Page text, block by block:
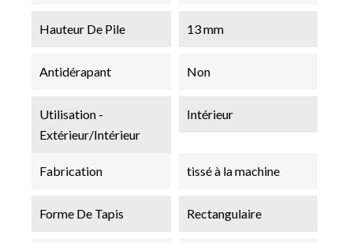
Hauteur De Pile 13 mm
Antidérapant Non
Utilisation -
Extérieur/Intérieur
Intérieur
Fabrication tissé à la machine
Forme De Tapis Rectangulaire